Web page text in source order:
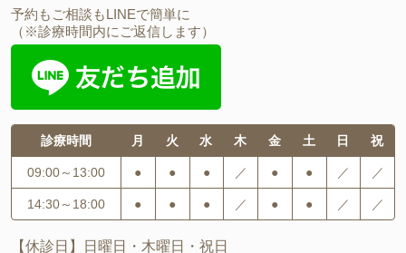
予約もご相談もLINEで簡単に
（※診療時間内にご返信します）
診療時間 月 火 水 木 金 土 日 祝
09:00～13:00 ● ● ● ／ ● ● ／ ／
14:30～18:00 ● ● ● ／ ● ● ／ ／
【休診日】日曜日・木曜日・祝日